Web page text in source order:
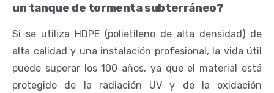
un tanque de tormenta subterráneo?
Si se utiliza HDPE (polietileno de alta densidad) de
alta calidad y una instalación profesional, la vida útil
puede superar los 100 años, ya que el material está
protegido de la radiación UV y de la oxidación